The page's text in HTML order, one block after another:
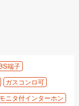
端子
ガスコンロ可
ニタ付インターホン